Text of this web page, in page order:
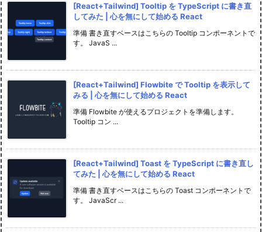
[React+Tailwind] Tooltip を TypeScript に書き直
してみた | 心を無にして始める React
準備 書き直すベースはこちらの Tooltip コンポーネントで
す。 JavaS ...
[React+Tailwind] Flowbite で Tooltip を表示して
みる | 心を無にして始める React
準備 Flowbite が使えるプロジェクトを準備します。
Tooltip コン ...
[React+Tailwind] Toast を TypeScript に書き直し
てみた | 心を無にして始める React
準備 書き直すベースはこちらの Toast コンポーネントで
す。 JavaScr ...